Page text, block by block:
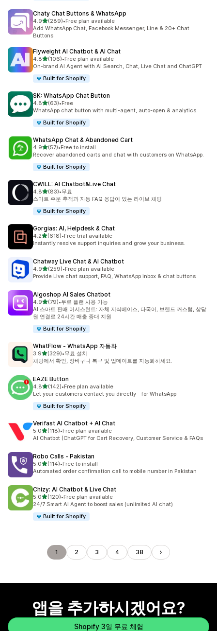
Chaty Chat Buttons & WhatsApp
4.9별 5개 중
(289)
총 리뷰 289개
•Free plan available
Add WhatsApp Chat, Facebook Messenger, Line & 20+ Chat
Buttons
Flyweight AI Chatbot & AI Chat
4.8별 5개 중
(106)
총 리뷰 106개
•Free plan available
On-brand AI Agent with AI Search, Chat, Live Chat and ChatGPT
Built for Shopify
SK: WhatsApp Chat Button
4.8별 5개 중
(63)
총 리뷰 63개
•Free
WhatsApp chat button with multi-agent, auto-open & analytics.
Built for Shopify
WhatsApp Chat & Abandoned Cart
4.9별 5개 중
(57)
총 리뷰 57개
•Free to install
Recover abandoned carts and chat with customers on WhatsApp.
Built for Shopify
CWILL: AI Chatbot&Live Chat
4.8별 5개 중
(83)
총 리뷰 83개
•무료
스마트 주문 추적과 자동 FAQ 응답이 있는 라이브 채팅
Built for Shopify
Gorgias: AI, Helpdesk & Chat
4.2별 5개 중
(618)
총 리뷰 618개
•Free trial available
Instantly resolve support inquiries and grow your business.
Chatway Live Chat & AI Chatbot
4.9별 5개 중
(259)
총 리뷰 259개
•Free plan available
Provide Live chat support, FAQ, WhatsApp inbox & chat buttons
Algoshop AI Sales Chatbot
4.9별 5개 중
(79)
총 리뷰 79개
•무료 플랜 사용 가능
AI 스마트 판매 어시스턴트: 자체 지식베이스, 다국어, 브랜드 커스텀, 상담
원 연결로 24시간 매출 증대 지원
Built for Shopify
WhatFlow ‑ WhatsApp 자동화
3.9별 5개 중
(329)
총 리뷰 329개
•무료 설치
채팅에서 확인, 장바구니 복구 및 업데이트를 자동화하세요.
EAZE Button
4.8별 5개 중
(142)
총 리뷰 142개
•Free plan available
Let your customers contact you directly - for WhatsApp
Built for Shopify
Verifast AI Chatbot + AI Chat
5.0별 5개 중
(118)
총 리뷰 118개
•Free plan available
AI Chatbot (ChatGPT for Cart Recovery, Customer Service & FAQs
Robo Calls ‑ Pakistan
5.0별 5개 중
(114)
총 리뷰 114개
•Free to install
Automated order confirmation call to mobile number in Pakistan
Chizy: AI Chatbot & Live Chat
5.0별 5개 중
(120)
총 리뷰 120개
•Free plan available
24/7 Smart AI Agent to boost sales (unlimited AI chat)
Built for Shopify
1 2 3 4 38
앱을 추가하시겠어요?
Shopify 3일 무료 체험